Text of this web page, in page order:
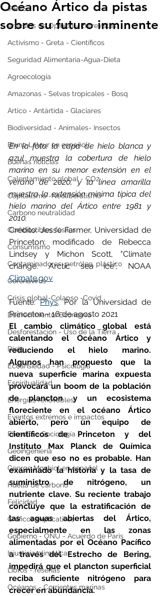
IPBES
Artículos de Opinión - Entrevistas
Activismo - Greta - Científicos
Seguridad Alimentaria-Agua-Dieta
Agroecología
Amazonas - Selvas tropicales - Bosq
Artico - Antártida - Glaciares
Biodiversidad - Animales- Insectos
Bruno Latour en español
Buenas noticias
Calentamiento global - CO2
Capitalismo -Neoliberalismo
Carbono neutralidad
Combustibles fósiles
Consumismo
Contaminadores: petróleo, plástico
Coronavirus
Crisis global-Colapso -Covid
Decrecimiento/Economía
Desforestación - Uso de la Tierra
Dieta
Ecoansiedad - Psicología
Espiritualidad
Energías renovables
Eventos extremos e impactos
Filosofía - Sociología
Geoingeniería
George Monbiot en español
Huella de carbono
Felicidad
Gráficos explicativos
Gobierno - ONU - Acuerdo de Paris
Injusticia climática
Libros - reseñas
Océanos - Corrientes marinas
Océano Ártico da pistas
sobre su futuro inminente
En la foto, la capa de hielo blanca y
azul muestra la cobertura de hielo
marino en su menor extensión en el
verano de 2020, y la línea amarilla
muestra la extensión mínima típica del
hielo marino del Ártico entre 1981 y
2010.
Crédito: Jesse Farmer, Universidad de
Princeton; modificado de Rebecca
Lindsey y Michon Scott, "Climate
Climate.gov
Fuente: Phys. Por la Universidad de
Princeton - 16 de agosto 2021
El cambio climático global está
calentando el Océano Ártico y
reduciendo el hielo marino.
Algunos han propuesto que la
nueva superficie marina expuesta
provocará un boom de la población
de plancton y un ecosistema
floreciente en el océano Ártico
abierto, pero un equipo de
científicos de Princeton y del
Instituto Max Planck de Química
dicen que eso no es probable. Han
examinado la historia y la tasa de
suministro de nitrógeno, un
nutriente clave. Su reciente trabajo
concluye que la estratificación de
las aguas abiertas del Ártico,
especialmente en las zonas
alimentadas por el Océano Pacífico
a través del Estrecho de Bering,
impedirá que el plancton superficial
reciba suficiente nitrógeno para
crecer en abundancia.